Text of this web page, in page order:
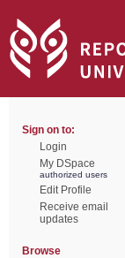
Sign on to:
Login
My DSpace
authorized users
Edit Profile
Receive email
updates
Browse